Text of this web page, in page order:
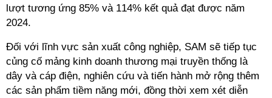
lượt tương ứng 85% và 114% kết quả đạt được năm
2024.
Đối với lĩnh vực sản xuất công nghiệp, SAM sẽ tiếp tục
củng cố mảng kinh doanh thương mại truyền thống là
dây và cáp điện, nghiên cứu và tiến hành mở rộng thêm
các sản phẩm tiềm năng mới, đồng thời xem xét diễn